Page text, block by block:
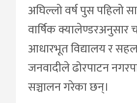
अघिल्लो वर्ष पुस पहिलो
वार्षिक
आधारभूत विद्यालय र
जनवादीले ढोरपाटन
सञ्चालन गरेका छन्।